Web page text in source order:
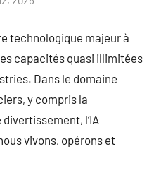
technologique majeur à
capacités quasi illimitées
Dans le domaine
y compris la
l’IA
vivons, opérons et